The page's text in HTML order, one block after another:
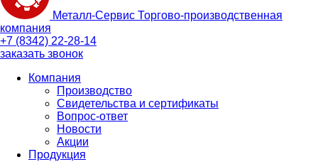
Металл-Сервис Торгово-производственная
компания
+7 (8342) 22-28-14
заказать звонок
Компания
Производство
Свидетельства и сертификаты
Вопрос-ответ
Новости
Акции
Продукция